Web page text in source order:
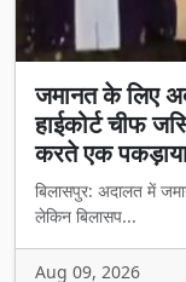
जमानत के लिए
हाईकोर्ट चीफ
करते एक
बिलासपुर: अदालत में
लेकिन बिलासप...
Aug 09, 2026